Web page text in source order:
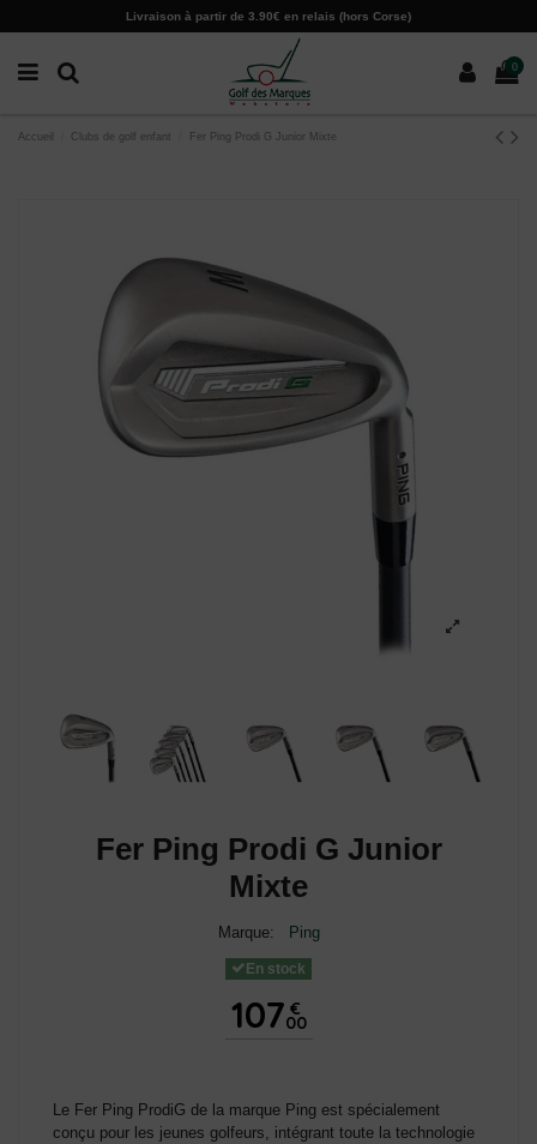
Livraison à partir de 3.90€ en relais (hors Corse)
0
Accueil Clubs de golf enfant Fer Ping Prodi G Junior Mixte
Fer Ping Prodi G Junior
Mixte
Marque: Ping
En stock
107 €
00
Le Fer Ping ProdiG de la marque Ping est spécialement
conçu pour les jeunes golfeurs, intégrant toute la technologie
Paramètres des cookies